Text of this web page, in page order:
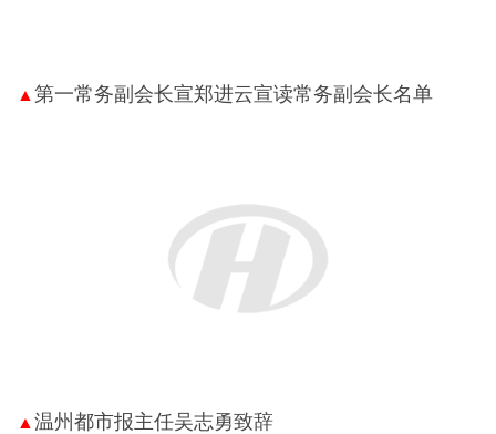
▲ 第一常务副会长宣郑进云宣读常务副会长名单
▲ 温州都市报主任吴志勇致辞